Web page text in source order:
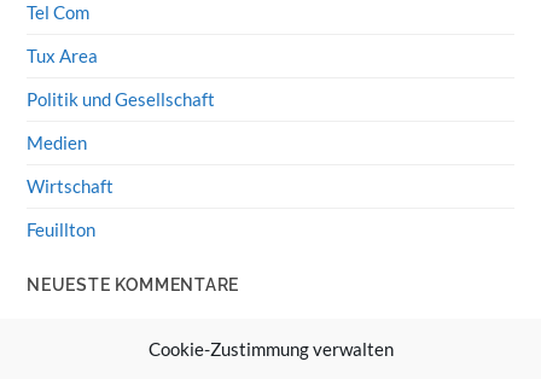
Cookie-Zustimmung verwalten
Tel Com
Tux Area
Politik und Gesellschaft
Medien
Wirtschaft
Feuillton
NEUESTE KOMMENTARE